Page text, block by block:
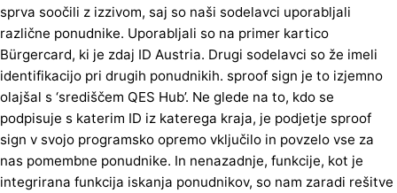
sprva soočili z izzivom, saj so naši sodelavci uporabljali
različne ponudnike. Uporabljali so na primer kartico
Bürgercard, ki je zdaj ID Austria. Drugi sodelavci so že imeli
identifikacijo pri drugih ponudnikih. sproof sign je to izjemno
olajšal s ‘središčem QES Hub’. Ne glede na to, kdo se
podpisuje s katerim ID iz katerega kraja, je podjetje sproof
sign v svojo programsko opremo vključilo in povzelo vse za
nas pomembne ponudnike. In nenazadnje, funkcije, kot je
integrirana funkcija iskanja ponudnikov, so nam zaradi rešitve